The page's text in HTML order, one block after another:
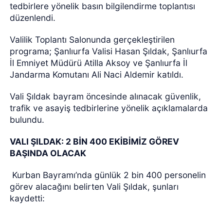
tedbirlere yönelik basın bilgilendirme toplantısı
düzenlendi.
Valilik Toplantı Salonunda gerçekleştirilen
programa; Şanlıurfa Valisi Hasan Şıldak, Şanlıurfa
İl Emniyet Müdürü Atilla Aksoy ve Şanlıurfa İl
Jandarma Komutanı Ali Naci Aldemir katıldı.
Vali Şıldak bayram öncesinde alınacak güvenlik,
trafik ve asayiş tedbirlerine yönelik açıklamalarda
bulundu.
VALI ŞILDAK: 2 BİN 400 EKİBİMİZ GÖREV
BAŞINDA OLACAK
Kurban Bayramı’nda günlük 2 bin 400 personelin
görev alacağını belirten Vali Şıldak, şunları
kaydetti: